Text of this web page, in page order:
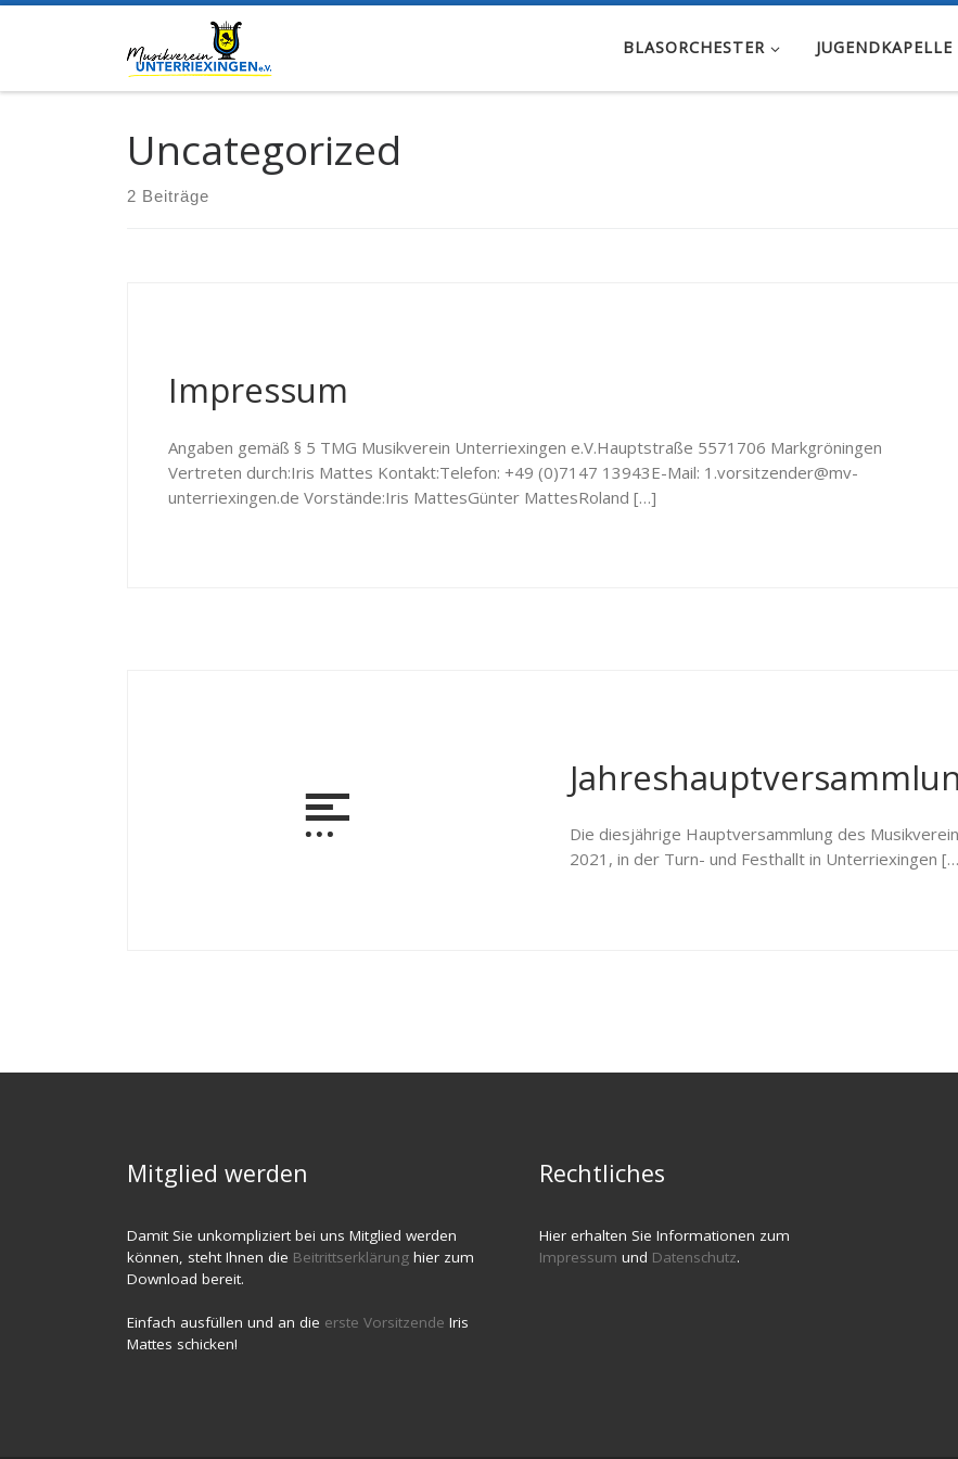
BLASORCHESTER
Uncategorized
2 Beiträge
Impressum
Angaben gemäß § 5 TMG Musikverein Unterriexingen e.V.Hauptstraße 5571706 Markgröningen
Vertreten durch:Iris Mattes Kontakt:Telefon: +49 (0)7147 13943E-Mail: 1.vorsitzender@mv-
unterriexingen.de Vorstände:Iris MattesGünter MattesRoland […]
Die diesjährige Hauptversammlung des
2021, in der Turn- und Festhallt in Unterriexingen
Mitglied werden
Damit Sie unkompliziert bei uns Mitglied werden
können, steht Ihnen die Beitrittserklärung hier zum
Download bereit.
Einfach ausfüllen und an die erste Vorsitzende Iris
Mattes schicken!
Rechtliches
Hier erhalten Sie Informationen zum
Impressum und Datenschutz.